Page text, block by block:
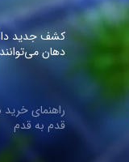
راهنمای
قدم به قدم
راهنمای
قدم به قدم